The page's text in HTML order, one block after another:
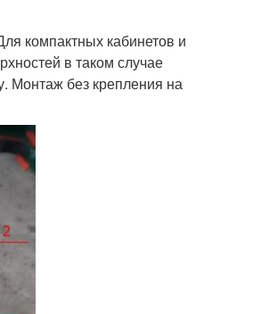
компактных кабинетов и
в таком случае
Монтаж без крепления на